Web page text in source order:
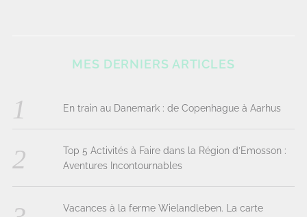
MES DERNIERS ARTICLES
En train au Danemark : de Copenhague à Aarhus
Top 5 Activités à Faire dans la Région d’Emosson :
Aventures Incontournables
Vacances à la ferme Wielandleben. La carte